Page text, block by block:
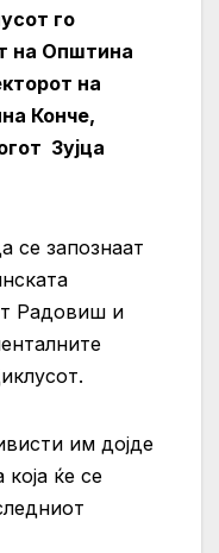
го
на Општина
на
Конче,
Зујца
се запознаат
Радовиш и
им дојде
ќе се